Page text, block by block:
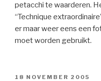
petacchi te waarderen.
“Technique
er maar weer eens een
moet worden gebruikt.
GEPLAATST
18 NOVEMBER 2005